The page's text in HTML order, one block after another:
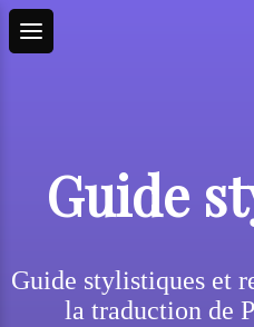
Guide
Guide stylistiques et
la traduction de